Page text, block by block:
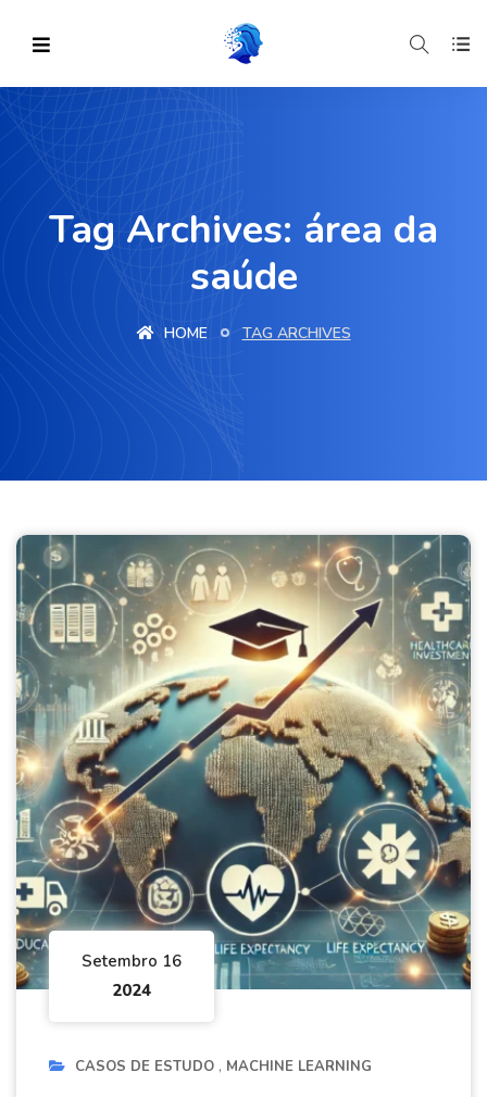
Tag Archives: área da
saúde
HOME TAG ARCHIVES
Setembro 16
2024
CASOS DE ESTUDO MACHINE LEARNING